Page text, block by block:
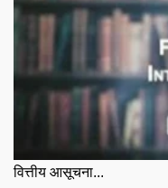
वित्तीय आसूचना...